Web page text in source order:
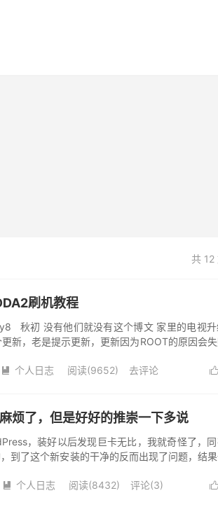
共 12
刷机教程
秋初 没有他们就没有这个博文 家里的电视升
新，老是提示更新，更新因为ROOT的原因会失

 个人日志 阅读(9652) 去评论
烦了，但是好好的推崇一下多说
，装好以后发现巨卡无比，我就奇怪了，
到了这个新安装的干净的反而出现了问题，结果

 个人日志 阅读(8432) 评论(3)